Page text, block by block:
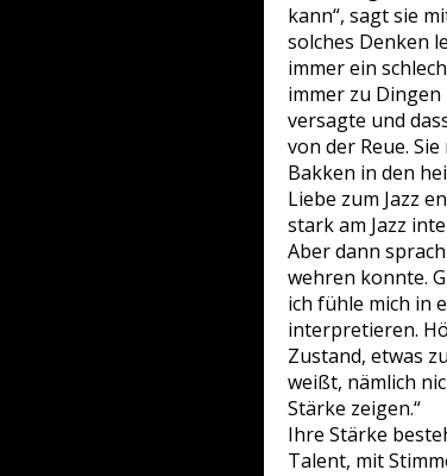
kann“, sagt sie
solches Denken
immer ein
immer zu
versagte und
von der Reue.
Bakken in den
Liebe zum Jazz
stark am Jazz
Aber dann
wehren konnte.
ich fühle mich in
interpretieren.
Zustand, etwas
weißt, nämlich
Stärke zeigen.“
Ihre Stärke
Talent, mit